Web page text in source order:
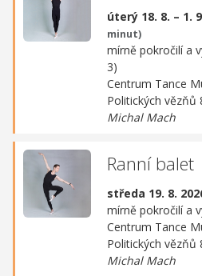
úterý 18. 8. – 1.
minut)
mírně pokročilí a
3)
Centrum Tance
Politických vězňů
Michal Mach
Ranní balet
středa 19. 8.
mírně pokročilí a
Centrum Tance
Politických vězňů
Michal Mach